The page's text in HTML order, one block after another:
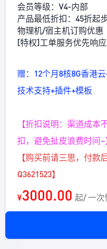
会员等级：V4-内部
产品最低折扣：45折起
物理机/宿主机订购优惠
[特权]工单服务优先响
赠：12个月8核8G香港
技术支持+插件+模板
【折扣说明：渠道成
扣，避免扯皮浪费时间~
【购买前请三思，付
Q3621523】
¥3000.00 起/ 一次